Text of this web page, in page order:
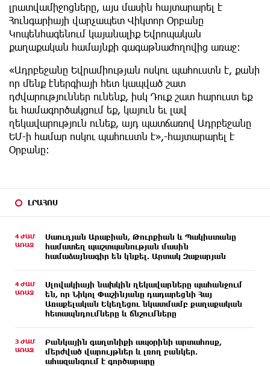
ԼՐԱՀՈՍ
4 ԺԱՄ
ԱՌԱՋ
Սաուդյան Արաբիան, Թուրքիան և Պակիստանը
համատեղ պաշտպանության մասին
համաձայնագիր են կնքել. Արտակ Զաքարյան
4 ԺԱՄ
ԱՌԱՋ
Սլովակիայի նախկին ղեկավարները պահանջում
են, որ Նիկոլ Փաշինյանը դադարեցնի Հայ
Առաքելական Եկեղեցու նկատմամբ քաղաքական
հետապնդումները և ճնշումները
3 ԺԱՄ
ԱՌԱՋ
Բանկային գաղտնիքի ապօրինի արտահոսք,
մերժված վարույթներ և լռող բանկեր.
ահազանգում է գործարարը
լրատվամիջոցները, այս մասին հայտարարել է
Հունգարիայի վարչապետ Վիկտոր Օրբանը
Կոպենհագենում կայանալիք Եվրոպական
քաղաքական համայնքի գագաթնաժողովից առաջ։
«Ադրբեջանը Եվրամիության ոսկու պահուստն է, քանի
որ մենք էներգիայի հետ կապված շատ
դժվարություններ ունենք, իսկ Դուք շատ հարուստ եք
եւ համագործակցում եք, կայուն եւ լավ
ղեկավարություն ունեք, այդ պատճառով Ադրբեջանը
ԵՄ-ի համար ոսկու պահուստն է»,-հայտարարել է
Օրբանը: